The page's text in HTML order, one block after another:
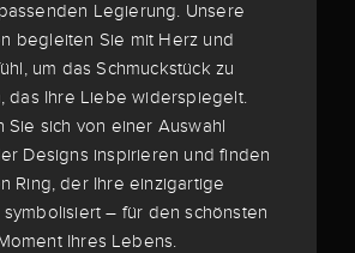
Legierung. Unsere
begleiten Sie mit Herz und
um das Schmuckstück zu
das Ihre Liebe widerspiegelt.
Sie sich von einer Auswahl
Designs inspirieren und finden
Ring, der Ihre einzigartige
– für den schönsten
Ihres Lebens.